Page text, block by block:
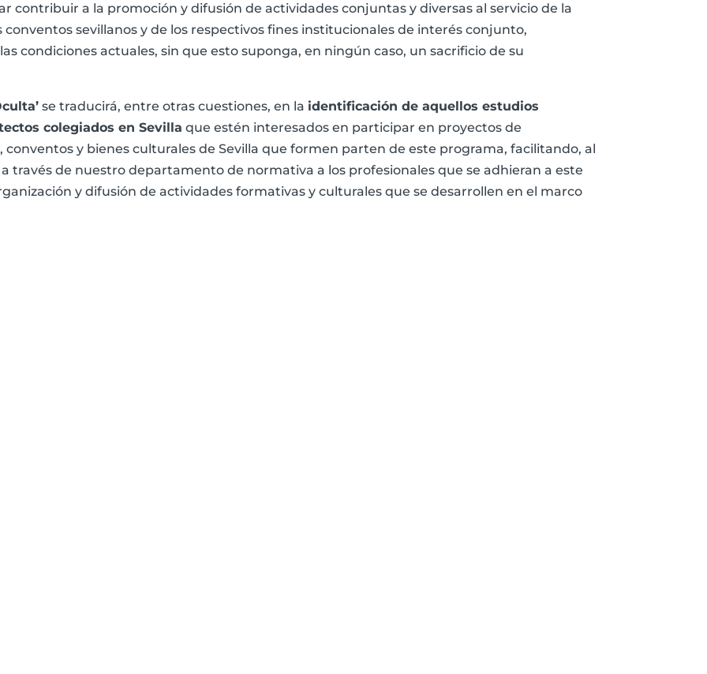
contribuir a la promoción y difusión de actividades conjuntas y diversas al servicio de la
sevillanos y de los respectivos fines institucionales de interés conjunto,
condiciones actuales, sin que esto suponga, en ningún caso, un sacrificio de su
se traducirá, entre otras cuestiones, en la identificación de aquellos estudios
colegiados en Sevilla que estén interesados en participar en proyectos de
y bienes culturales de Sevilla que formen parten de este programa, facilitando, al
través de nuestro departamento de normativa a los profesionales que se adhieran a este
y difusión de actividades formativas y culturales que se desarrollen en el marco